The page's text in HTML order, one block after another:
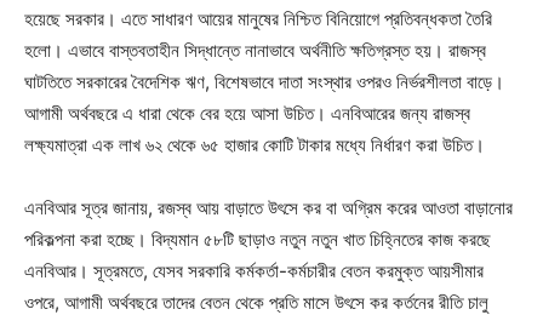
হয়েছে সরকার। এতে সাধারণ আয়ের মানুষের নিশ্চিত বিনিয়োগে প্রতিবন্ধকতা তৈরি
হলো। এভাবে বাস্তবতাহীন সিদ্ধান্তে নানাভাবে অর্থনীতি ক্ষতিগ্রস্ত হয়। রাজস্ব
ঘাটতিতে সরকারের বৈদেশিক ঋণ, বিশেষভাবে দাতা সংস্থার ওপরও নির্ভরশীলতা বাড়ে।
আগামী অর্থবছরে এ ধারা থেকে বের হয়ে আসা উচিত। এনবিআরের জন্য রাজস্ব
লক্ষ্যমাত্রা এক লাখ ৬২ থেকে ৬৫ হাজার কোটি টাকার মধ্যে নির্ধারণ করা উচিত।
এনবিআর সূত্র জানায়, রজস্ব আয় বাড়াতে উৎসে কর বা অগ্রিম করের আওতা বাড়ানোর
পরিকল্পনা করা হচ্ছে। বিদ্যমান ৫৮টি ছাড়াও নতুন নতুন খাত চিহ্নিতের কাজ করছে
এনবিআর। সূত্রমতে, যেসব সরকারি কর্মকর্তা-কর্মচারীর বেতন করমুক্ত আয়সীমার
ওপরে, আগামী অর্থবছরে তাদের বেতন থেকে প্রতি মাসে উৎসে কর কর্তনের রীতি চালু